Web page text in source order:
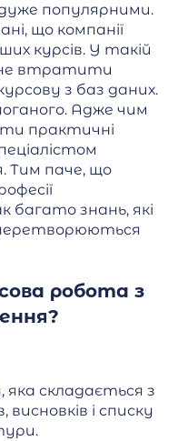
популярними.
що компанії
курсів. У такій
втратити
з баз даних.
Адже чим
практичні
Тим паче, що
знань, які
робота з
яка складається з
висновків і списку